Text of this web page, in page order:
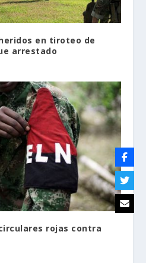
en tiroteo de
arrestado
rojas contra